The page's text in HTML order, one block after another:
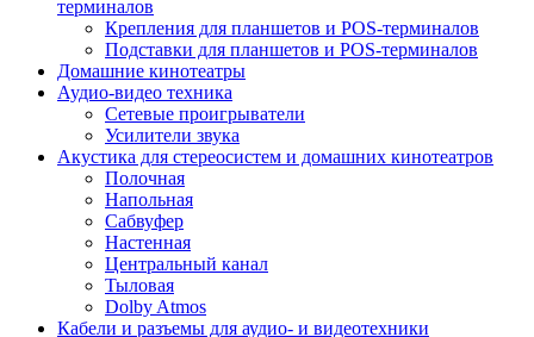
терминалов
Крепления для планшетов и POS-терминалов
Подставки для планшетов и POS-терминалов
Домашние кинотеатры
Аудио-видео техника
Сетевые проигрыватели
Усилители звука
Акустика для стереосистем и домашних кинотеатров
Полочная
Напольная
Сабвуфер
Настенная
Центральный канал
Тыловая
Dolby Atmos
Кабели и разъемы для аудио- и видеотехники